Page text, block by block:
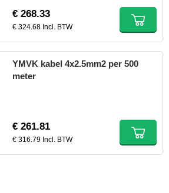
€ 268.33
€ 324.68 Incl. BTW
YMVK kabel 4x2.5mm2 per 500
meter
€ 261.81
€ 316.79 Incl. BTW